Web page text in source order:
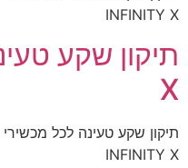
INFINITY X
X
INFINITY X